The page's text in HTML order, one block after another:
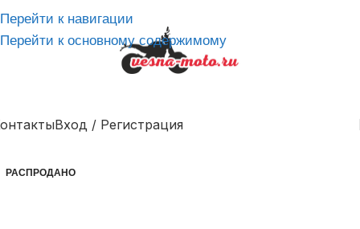
Перейти к навигации
Перейти к основному содержимому
Вход / Регистрация
РАСПРОДАНО